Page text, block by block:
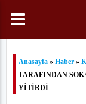
Anasayfa » Haber »
TARAFINDAN
YİTİRDİ